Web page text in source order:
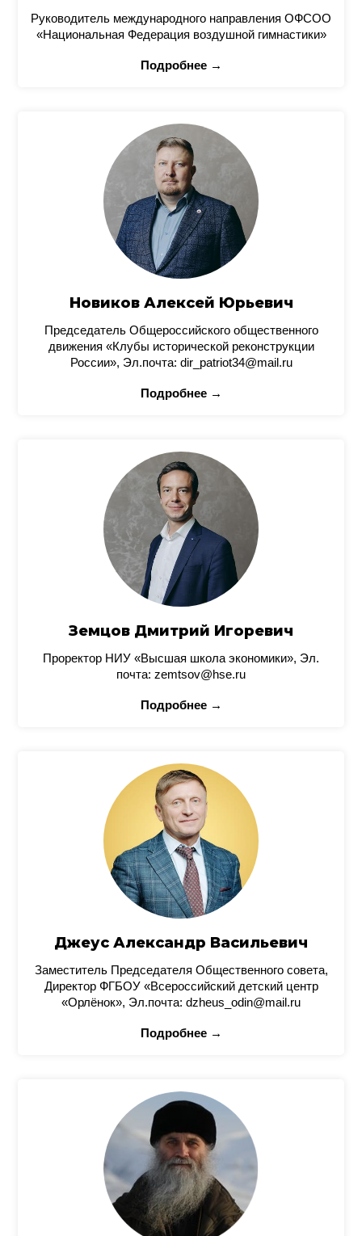
Руководитель международного направления ОФСОО
«Национальная Федерация воздушной гимнастики»
Подробнее →
Новиков Алексей Юрьевич
Председатель Общероссийского общественного
движения «Клубы исторической реконструкции
России», Эл.почта: dir_patriot34@mail.ru
Подробнее →
Земцов Дмитрий Игоревич
Проректор НИУ «Высшая школа экономики», Эл.
почта: zemtsov@hse.ru
Подробнее →
Джеус Александр Васильевич
Заместитель Председателя Общественного совета,
Директор ФГБОУ «Всероссийский детский центр
«Орлёнок», Эл.почта: dzheus_odin@mail.ru
Подробнее →